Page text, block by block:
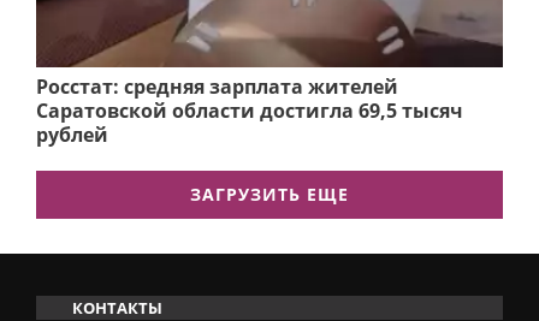
Росстат: средняя зарплата жителей
Саратовской области достигла 69,5 тысяч
рублей
ЗАГРУЗИТЬ ЕЩЕ
КОНТАКТЫ